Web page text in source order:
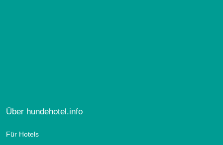
Über hundehotel.info
Für Hotels